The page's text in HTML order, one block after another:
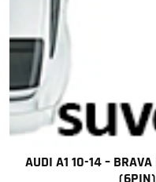
AUDI A1 10-14 –